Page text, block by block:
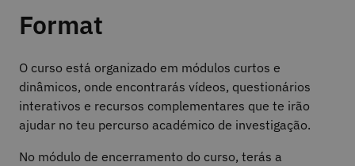
Format
O curso está organizado em módulos curtos e
dinâmicos, onde encontrarás vídeos, questionários
interativos e recursos complementares que te irão
ajudar no teu percurso académico de investigação.
No módulo de encerramento do curso, terás a